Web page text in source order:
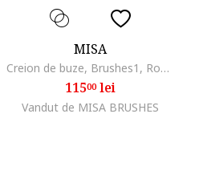
MISA
Creion de buze, Brushes1, Roz inchis
11500lei
Vandut de MISA BRUSHES